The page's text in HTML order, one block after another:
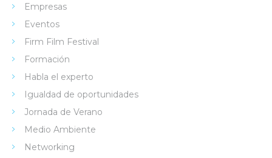
Empresas
Eventos
Firm Film Festival
Formación
Habla el experto
Igualdad de oportunidades
Jornada de Verano
Medio Ambiente
Networking